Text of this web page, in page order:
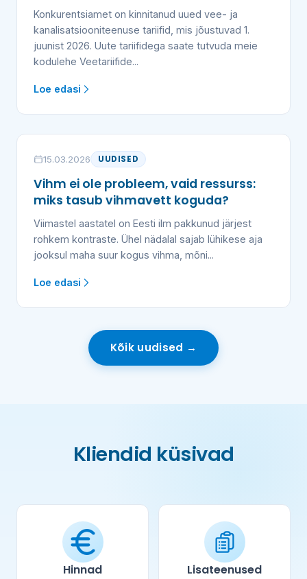
Konkurentsiamet on kinnitanud uued vee- ja
kanalisatsiooniteenuse tariifid, mis jõustuvad 1.
juunist 2026. Uute tariifidega saate tutvuda meie
kodulehe Veetariifide...
Loe edasi
15.03.2026 UUDISED
Vihm ei ole probleem, vaid ressurss:
miks tasub vihmavett koguda?
Viimastel aastatel on Eesti ilm pakkunud järjest
rohkem kontraste. Ühel nädalal sajab lühikese aja
jooksul maha suur kogus vihma, mõni...
Loe edasi
Kõik uudised →
Kliendid küsivad
Hinnad Lisateenused